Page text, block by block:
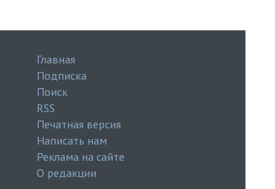
Главная
Подписка
Поиск
RSS
Печатная версия
Написать нам
Реклама на сайте
О редакции